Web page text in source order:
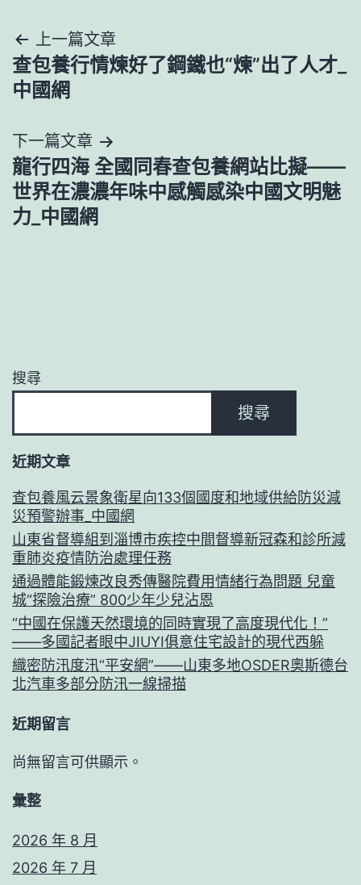
文
章
覽
上一篇文章
查包養行情煉好了鋼鐵也“煉”出了人才_
中國網
下一篇文章
龍行四海 全國同春查包養網站比擬——
世界在濃濃年味中感觸感染中國文明魅
力_中國網
搜尋
搜尋
近期文章
查包養風云景象衛星向133個國度和地域供給防災減
災預警辦事_中國網
山東省督導組到淄博市疾控中間督導新冠森和診所減
重肺炎疫情防治處理任務
通過體能鍛煉改良秀傳醫院費用情緒行為問題 兒童
城“探險治療” 800少年少兒沾恩
“中國在保護天然環境的同時實現了高度現代化！”
——多國記者眼中JIUYI俱意住宅設計的現代西躲
織密防汛度汛“平安網”——山東多地OSDER奧斯德台
北汽車多部分防汛一線掃描
近期留言
尚無留言可供顯示。
彙整
2026 年 8 月
2026 年 7 月